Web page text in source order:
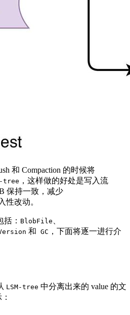
和 Compaction 的时候将
tree ，这样做的好处是写入流
保持一致，减少
性改动。
： BlobFile
和 GC ，下面将逐一进行介
LSM-tree 中分离出来的 value 的文